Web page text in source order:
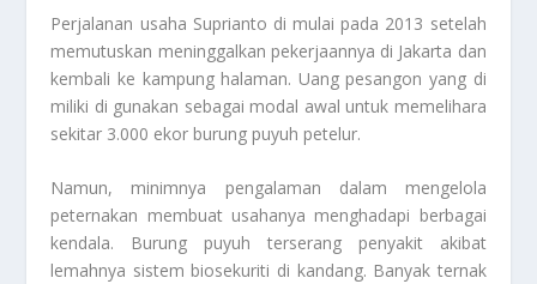
Perjalanan usaha Suprianto di mulai pada 2013 setelah
memutuskan meninggalkan pekerjaannya di Jakarta dan
kembali ke kampung halaman. Uang pesangon yang di
miliki di gunakan sebagai modal awal untuk memelihara
sekitar 3.000 ekor burung puyuh petelur.
Namun, minimnya pengalaman dalam mengelola
peternakan membuat usahanya menghadapi berbagai
kendala. Burung puyuh terserang penyakit akibat
lemahnya sistem biosekuriti di kandang. Banyak ternak